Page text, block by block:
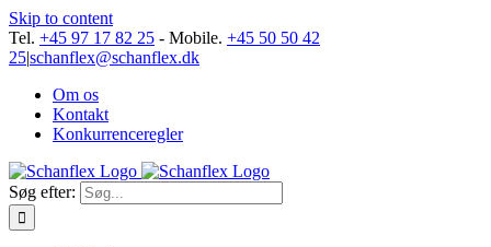
Skip to content
Tel. +45 97 17 82 25 - Mobile. +45 50 50 42
25|schanflex@schanflex.dk
Om os
Kontakt
Konkurrenceregler
Søg efter: